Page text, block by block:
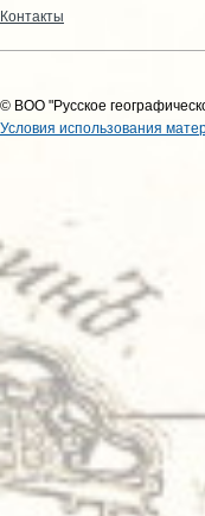
Контакты
© ВОО "Русское
Условия использования